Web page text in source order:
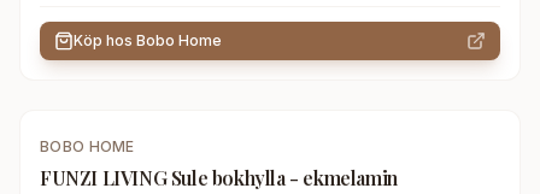
Köp hos Bobo Home
BOBO HOME
FUNZI LIVING Sule bokhylla - ekmelamin